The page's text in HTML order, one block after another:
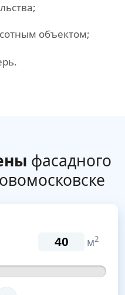
объектом;
фасадного
м2